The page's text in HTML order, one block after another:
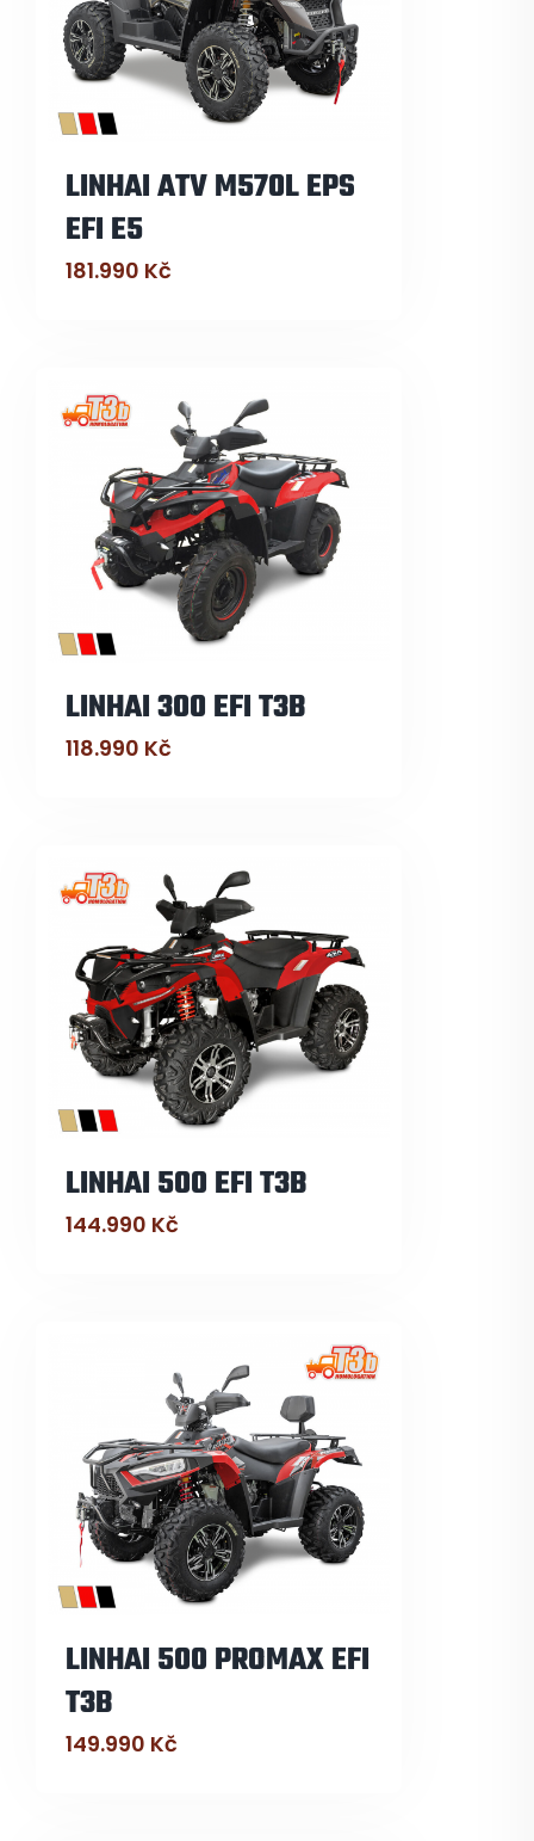
LINHAI ATV M570L EPS
EFI E5
181.990 Kč
LINHAI 300 EFI T3B
118.990 Kč
LINHAI 500 EFI T3B
144.990 Kč
LINHAI 500 PROMAX EFI
T3B
149.990 Kč